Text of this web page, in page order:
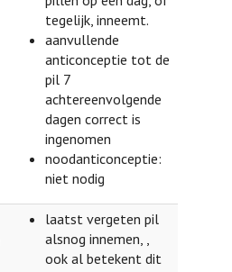
tegelijk, inneemt.
aanvullende
anticonceptie tot de
pil 7
achtereenvolgende
dagen correct is
ingenomen
noodanticonceptie:
niet nodig
laatst vergeten pil
alsnog innemen, ,
ook al betekent dit